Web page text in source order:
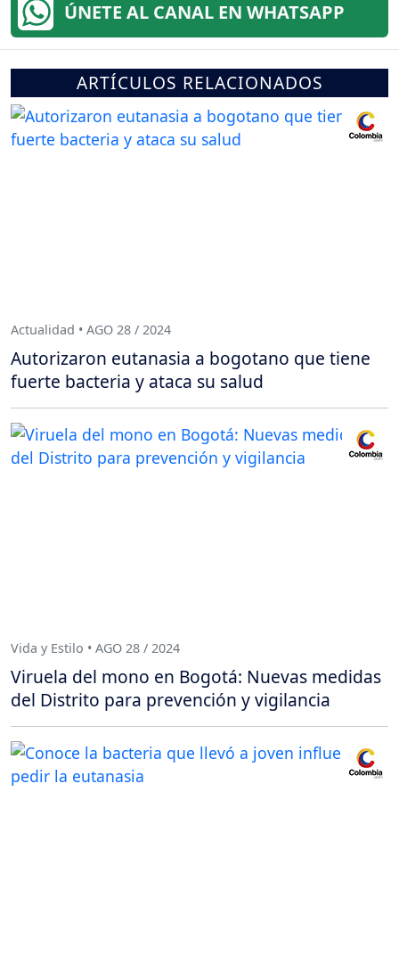
ÚNETE AL CANAL EN WHATSAPP
ARTÍCULOS RELACIONADOS
Actualidad • AGO 28 / 2024
Autorizaron eutanasia a bogotano que tiene
fuerte bacteria y ataca su salud
Vida y Estilo • AGO 28 / 2024
Viruela del mono en Bogotá: Nuevas medidas
del Distrito para prevención y vigilancia